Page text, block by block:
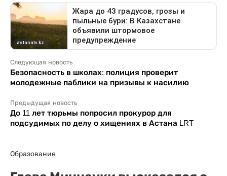
Следующая новость
Безопасность в школах: полиция проверит
молодежные паблики на призывы к насилию
Предыдущая новость
До 11 лет тюрьмы попросил прокурор для
подсудимых по делу о хищениях в Астана LRT
Образование